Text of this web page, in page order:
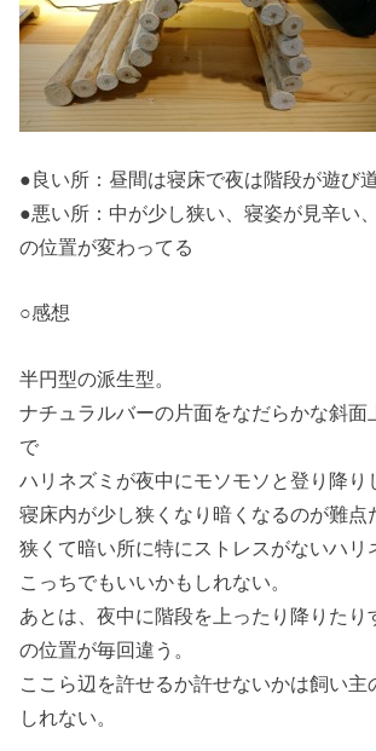
●良い所：昼間は寝床で夜は階段が遊び
●悪い所：中が少し狭い、寝姿が見辛い
の位置が変わってる
○感想
半円型の派生型。
ナチュラルバーの片面をなだらかな斜面
で
ハリネズミが夜中にモソモソと登り降り
寝床内が少し狭くなり暗くなるのが難点
狭くて暗い所に特にストレスがないハリ
こっちでもいいかもしれない。
あとは、夜中に階段を上ったり降りたり
の位置が毎回違う。
ここら辺を許せるか許せないかは飼い主
しれない。